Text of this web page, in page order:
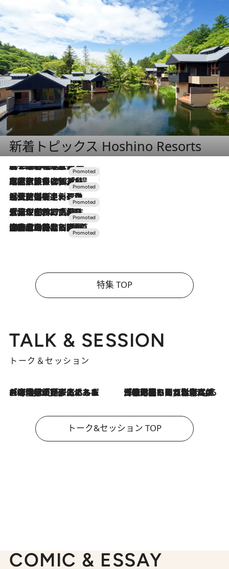
新着トピックス Hoshino Resorts
2026.8.7
【トンボの足水浴】ヒノキの香りに包まれて涼感マックス！約13℃の湧水かけ流しを避暑地「星野温泉 トンボの湯」で体験
2026.7.31
【ホテル帰省】という選択肢をOMOが提案。家族とほどよい距離を保つには「昼は実家、夜は気兼ねなくホテルで！」
2026.7.24
【夏限定ディナーコース】旬を迎える稚鮎や花ズッキーニなどをイタリア・トスカーナの郷土料理の手法で満喫！
2026.7.17
「土佐和ハーブかき氷」がOMO7高知に登場！生姜、山椒、大葉など目にも舌にも涼を呼ぶ郷土の味
2026.7.10
NEW OPEN！【界 草津】名湯の地に誕生。趣の異なる2種の温泉と上州ならではの会席・蕎麦割烹など美食を味わう究極の癒やし旅
特集 TOP
TALK & SESSION
トーク＆セッション
2026.8.3
「今後値上げがあるとすれば…」「リスクがあるのは今年の冬」エネルギー専門家が語る、ホルムズ海峡封鎖が家庭にもたらす“ある心配” 2026.8.3
「住宅建てられない…」「サーチャージ料の高値が続いている」ホルムズ海峡封鎖による影響はいつまで続く？《エネルギー専門家に聞く“どうなる日本の暮らし”》
トーク&セッション TOP
COMIC & ESSAY